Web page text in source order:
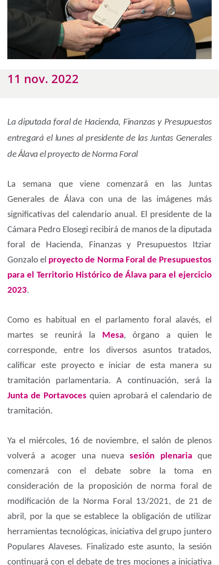
11 nov. 2022
La diputada foral de Hacienda, Finanzas y Presupuestos
entregará el lunes al presidente de las Juntas Generales
de Álava el proyecto de Norma Foral
La semana que viene comenzará en las Juntas
Generales de Álava con una de las imágenes más
significativas del calendario anual. El presidente de la
Cámara Pedro Elosegi recibirá de manos de la diputada
foral de Hacienda, Finanzas y Presupuestos Itziar
Gonzalo el proyecto de Norma Foral de Presupuestos
para el Territorio Histórico de Álava para el ejercicio
2023.
Como es habitual en el parlamento foral alavés, el
martes se reunirá la
Mesa, órgano a quien le
corresponde, entre los diversos asuntos tratados,
calificar este proyecto e iniciar de esta manera su
tramitación parlamentaria. A continuación, será la
Junta de Portavoces quien aprobará el calendario de
tramitación.
Ya el miércoles, 16 de noviembre, el salón de plenos
volverá a acoger una nuevasesión plenariaque
comenzará con el debate sobre la toma en
consideración de la proposición de norma foral de
modificación de la Norma Foral 13/2021, de 21 de
abril, por la que se establece la obligación de utilizar
herramientas tecnológicas, iniciativa del grupo juntero
Populares Alaveses. Finalizado este asunto, la sesión
continuará con el debate de tres mociones a iniciativa